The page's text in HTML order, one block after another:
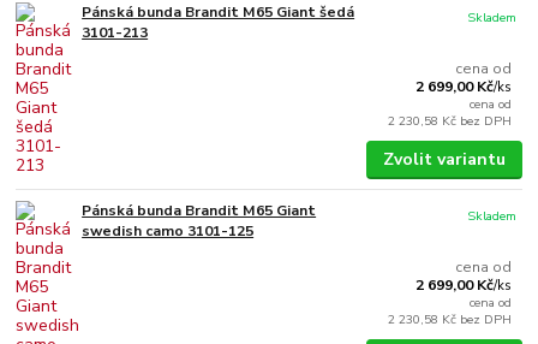
Pánská bunda Brandit M65 Giant šedá
3101-213
cena od
2 699,00 Kč/ks
cena od
2 230,58 Kč bez DPH
Skladem
Zvolit variantu
Pánská bunda Brandit M65 Giant
swedish camo 3101-125
cena od
2 699,00 Kč/ks
cena od
2 230,58 Kč bez DPH
Skladem